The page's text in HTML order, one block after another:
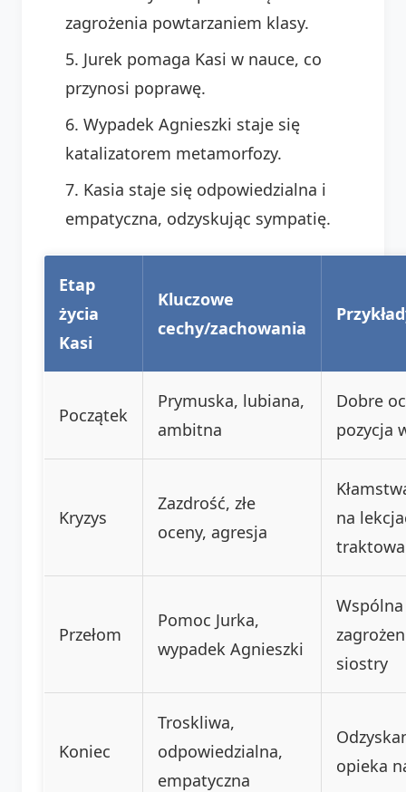
zagrożenia powtarzaniem klasy.
Jurek pomaga Kasi w nauce, co
przynosi poprawę.
Wypadek Agnieszki staje się
katalizatorem metamorfozy.
Kasia staje się odpowiedzialna i
empatyczna, odzyskując sympatię.
Etap
życia
Kasi
Kluczowe
cechy/zachowania
Początek
Prymuska, lubiana,
ambitna
Dobre
pozycja
Kryzys
Zazdrość, złe
oceny, agresja
na
Przełom
Pomoc Jurka,
wypadek Agnieszki
siostry
Koniec
Troskliwa,
odpowiedzialna,
empatyczna
opieka